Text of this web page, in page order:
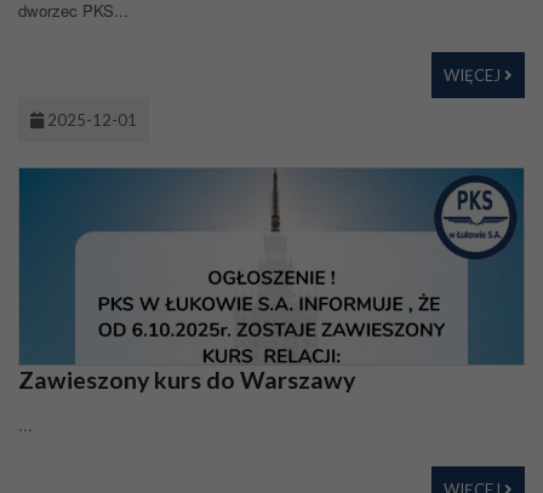
dworzec PKS...
2025-12-01
WIĘCEJ
Zawieszony kurs do Warszawy
...